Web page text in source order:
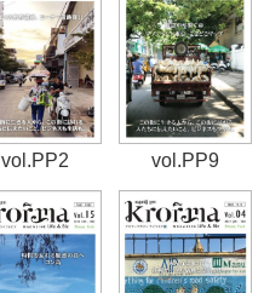
vol.PP2 vol.PP9